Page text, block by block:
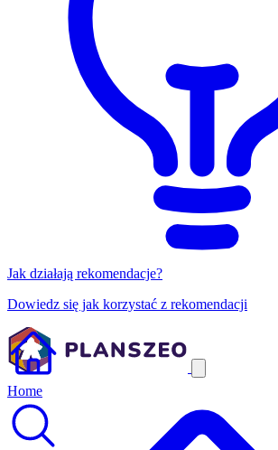
Jak działają rekomendacje?
Dowiedz się jak korzystać z rekomendacji
Home